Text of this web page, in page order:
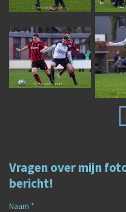
Vragen over mijn
bericht!
Naam *